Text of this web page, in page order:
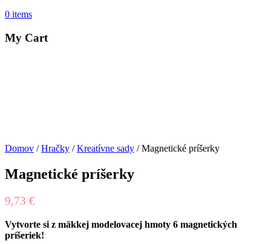
0 items
My Cart
Domov /Hračky /Kreatívne sady / Magnetické príšerky
Magnetické príšerky
9,73 €
Vytvorte si z mäkkej modelovacej hmoty 6 magnetických
príšeriek!